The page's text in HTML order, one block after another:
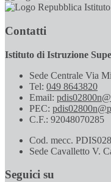
Contatti
Istituto di Istruzione
Sede Centrale Via
Tel: 049 8643820
Email:
PEC:
C.F.: 92048070285
Cod. mecc.
Sede Cavalletto V.
Seguici su